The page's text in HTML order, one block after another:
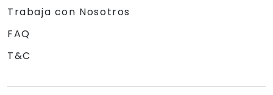
Trabaja con Nosotros
FAQ
T&C